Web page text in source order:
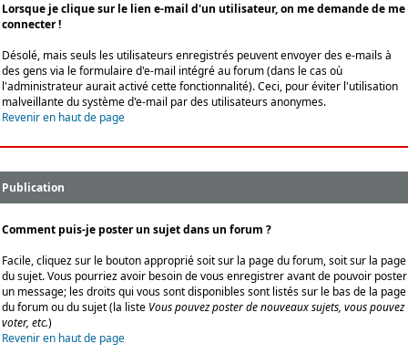
Lorsque je clique sur le lien e-mail d'un utilisateur, on me demande de me
connecter !
Désolé, mais seuls les utilisateurs enregistrés peuvent envoyer des e-mails à
des gens via le formulaire d'e-mail intégré au forum (dans le cas où
l'administrateur aurait activé cette fonctionnalité). Ceci, pour éviter l'utilisation
malveillante du système d'e-mail par des utilisateurs anonymes.
Revenir en haut de page
Publication
Comment puis-je poster un sujet dans un forum ?
Facile, cliquez sur le bouton approprié soit sur la page du forum, soit sur la page
du sujet. Vous pourriez avoir besoin de vous enregistrer avant de pouvoir poster
un message; les droits qui vous sont disponibles sont listés sur le bas de la page
du forum ou du sujet (la liste Vous pouvez poster de nouveaux sujets, vous pouvez
voter, etc.)
Revenir en haut de page